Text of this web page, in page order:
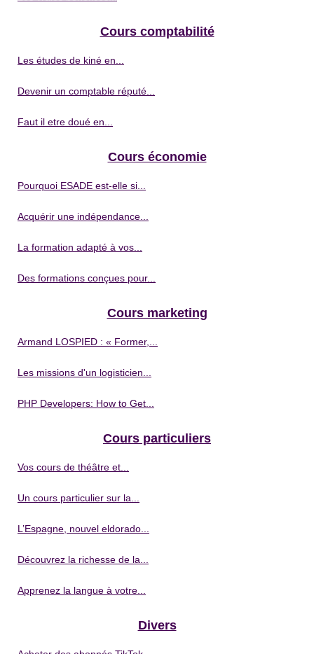
Cours comptabilité
Les études de kiné en...
Devenir un comptable réputé...
Faut il etre doué en...
Cours économie
Pourquoi ESADE est-elle si...
Acquérir une indépendance...
La formation adapté à vos...
Des formations conçues pour...
Cours marketing
Armand LOSPIED : « Former,...
Les missions d'un logisticien...
PHP Developers: How to Get...
Cours particuliers
Vos cours de théâtre et...
Un cours particulier sur la...
L’Espagne, nouvel eldorado...
Découvrez la richesse de la...
Apprenez la langue à votre...
Divers